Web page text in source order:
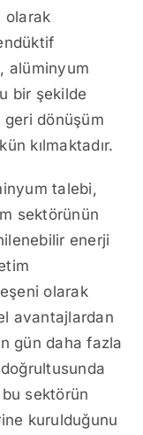
olarak
alüminyum
bir şekilde
geri dönüşüm
kılmaktadır.
talebi,
sektörünün
enerji
olarak
avantajlardan
gün daha fazla
bu sektörün
kurulduğunu